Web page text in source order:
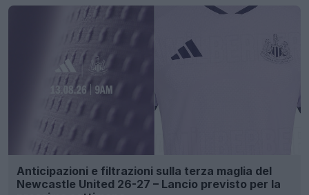
Anticipazioni e filtrazioni sulla terza maglia del
Newcastle United 26-27 – Lancio previsto per la